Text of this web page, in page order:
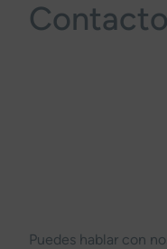
Contacto
Puedes hablar con